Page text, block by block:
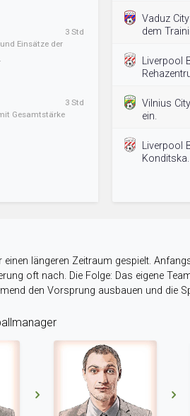
Einsätze der
3 Std
Gesamtstärke
3 Std
Vaduz
dem
Liverpool
Vilnius
ein.
Liverpool
Konditska.
einen längeren Zeitraum gespielt.
oft nach. Die Folge: Das eigene
den Vorsprung ausbauen und die